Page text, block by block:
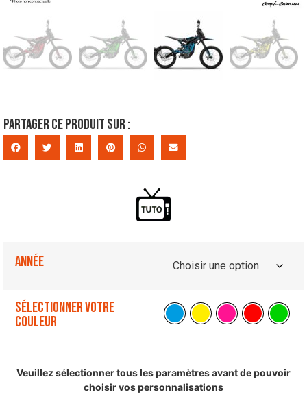
Partager ce produit sur :
Année
Sélectionner votre
couleur
Veuillez sélectionner tous les paramètres avant de pouvoir
choisir vos personnalisations